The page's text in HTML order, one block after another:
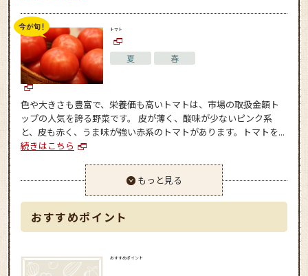
トマト
夏 春
色や大きさも豊富で、栄養価も高いトマトは、市場の取扱金額ト
ップの人気を誇る野菜です。 皮が薄く、酸味が少ないピンク系
と、皮も赤く、うま味が強い赤系のトマトがあります。トマトを...
続きはこちら
もっと見る
おすすめポイント
おすすめポイント